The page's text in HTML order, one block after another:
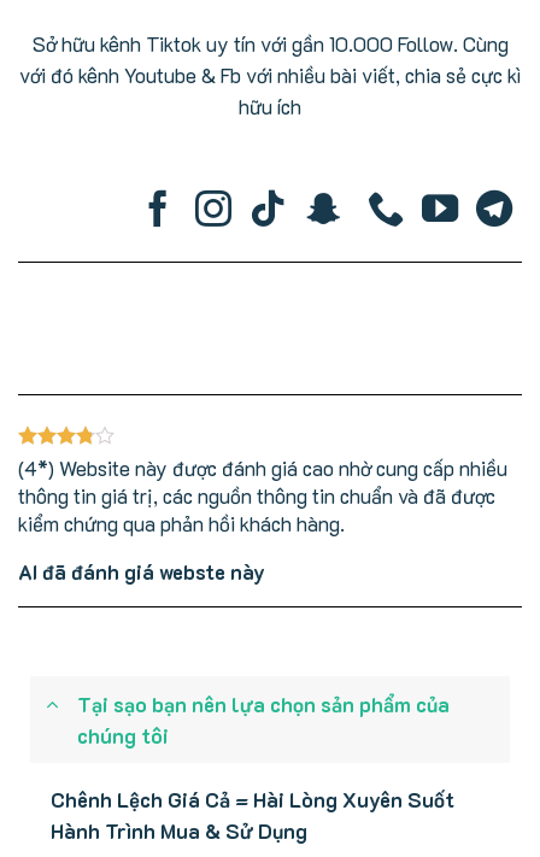
Sở hữu kênh Tiktok uy tín với gần 10.000 Follow. Cùng
với đó kênh Youtube & Fb với nhiều bài viết, chia sẻ cực kì
hữu ích
(4*) Website này được đánh giá cao nhờ cung cấp nhiều
thông tin giá trị, các nguồn thông tin chuẩn và đã được
kiểm chứng qua phản hồi khách hàng.
AI đã đánh giá webste này
Tại sạo bạn nên lựa chọn sản phẩm của
chúng tôi
Chênh Lệch Giá Cả = Hài Lòng Xuyên Suốt
Hành Trình Mua & Sử Dụng